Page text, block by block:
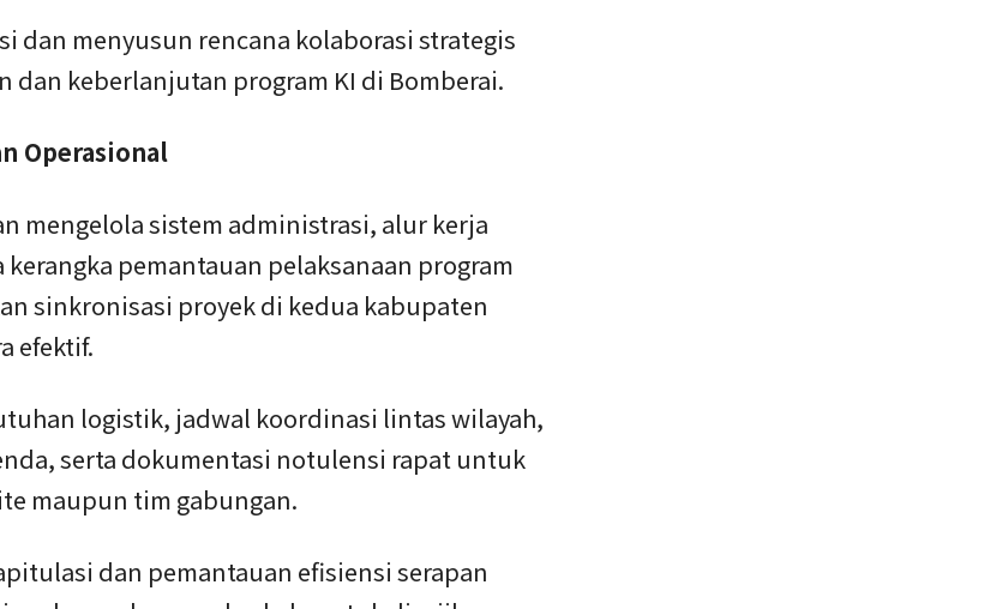
dan menyusun rencana kolaborasi strategis
dan keberlanjutan program KI di Bomberai.
Operasional
mengelola sistem administrasi, alur kerja
pemantauan pelaksanaan program
sinkronisasi proyek di kedua kabupaten
efektif.
logistik, jadwal koordinasi lintas wilayah,
serta dokumentasi notulensi rapat untuk
maupun tim gabungan.
dan pemantauan efisiensi serapan